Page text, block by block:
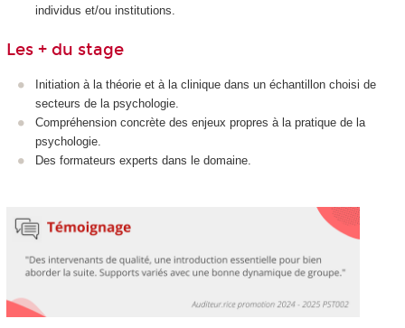
individus et/ou institutions.
Les + du stage
Initiation à la théorie et à la clinique dans un échantillon choisi de
secteurs de la psychologie.
Compréhension concrète des enjeux propres à la pratique de la
psychologie.
Des formateurs experts dans le domaine.